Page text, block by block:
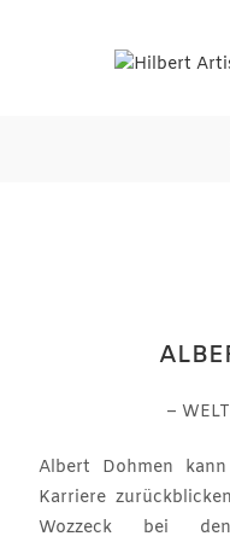
–
Albert Dohmen
Karriere
Wozzeck bei